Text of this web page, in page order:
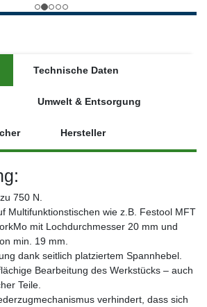
Technische Daten
Umwelt & Entsorgung
Hersteller
750 N.
Multifunktionstischen wie z.B. Festool MFT
mit Lochdurchmesser 20 mm und
min. 19 mm.
dank seitlich platziertem Spannhebel.
Bearbeitung des Werkstücks – auch
Teile.
verhindert, dass sich